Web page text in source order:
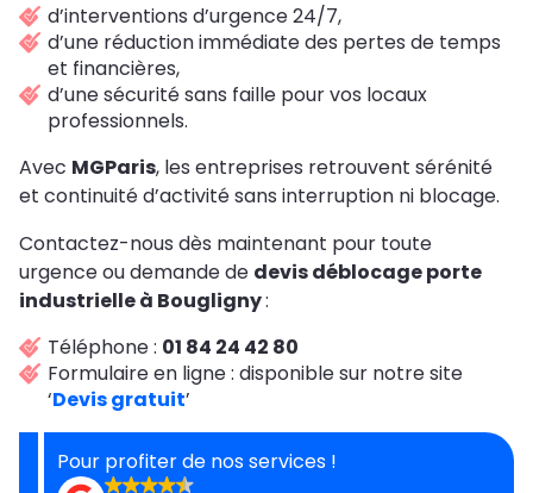
d’interventions d’urgence 24/7,
d’une réduction immédiate des pertes de temps
et financières,
d’une sécurité sans faille pour vos locaux
professionnels.
Avec MGParis, les entreprises retrouvent sérénité
et continuité d’activité sans interruption ni blocage.
Contactez-nous dès maintenant pour toute
urgence ou demande de devis déblocage porte
industrielle à Bougligny:
Téléphone : 01 84 24 42 80
Formulaire en ligne : disponible sur notre site
‘Devis gratuit’
Pour profiter de nos services !